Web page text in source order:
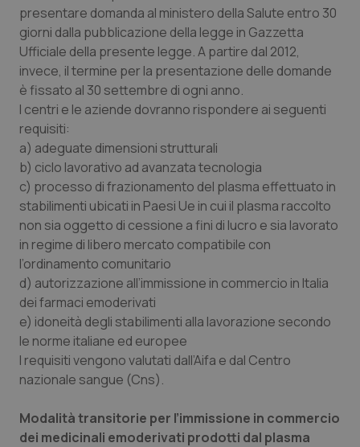
Quotidiano Chirurgia
Quotidiano Oncologia
Quotidiano Pediatria
Rene & patologie urogenitali
Salute orale & impianti
Sangue & coagulazione
Tiroide
Tumore al seno
Tumore ovarico
Tumori del Polmone & Testa Collo
Tumori gastrointestinali
presentare domanda al ministero della Salute entro 30
giorni dalla pubblicazione della legge in Gazzetta
Ufficiale della presente legge. A partire dal 2012,
invece, il termine per la presentazione delle domande
è fissato al 30 settembre di ogni anno.
I centri e le aziende dovranno rispondere ai seguenti
requisiti:
a) adeguate dimensioni strutturali
b) ciclo lavorativo ad avanzata tecnologia
c) processo di frazionamento del plasma effettuato in
stabilimenti ubicati in Paesi Ue in cui il plasma raccolto
non sia oggetto di cessione a fini di lucro e sia lavorato
in regime di libero mercato compatibile con
l’ordinamento comunitario
d) autorizzazione all’immissione in commercio in Italia
dei farmaci emoderivati
e) idoneità degli stabilimenti alla lavorazione secondo
le norme italiane ed europee
I requisiti vengono valutati dall’Aifa e dal Centro
nazionale sangue (Cns).
Modalità transitorie per l’immissione in commercio
dei medicinali emoderivati prodotti dal plasma